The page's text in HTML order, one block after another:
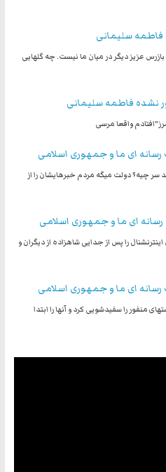
سلیمانی
عزیز دیگر در میان ما نیست. چه گلهایی
نشده فاطمه سلیمانی
واقعا مرسی
رسانه ای ما و جمهوری اسلامی
سر چیه؟ دولت میگه مردم خبرهایشان را از
رسانه ای ما و جمهوری اسلامی
را پس از جدایی شاهزاده از دیگران و
رسانه ای ما و جمهوری اسلامی
منفور را سفیدشویی کرد و آنها را ابتدا